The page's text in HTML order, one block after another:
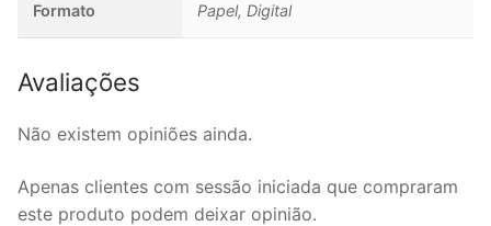
Música de Câmara
Quinteto
Formato Papel, Digital
Avaliações
Não existem opiniões ainda.
Apenas clientes com sessão iniciada que compraram
este produto podem deixar opinião.